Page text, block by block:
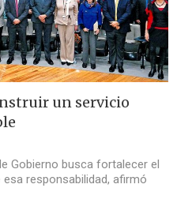
un servicio
Gobierno busca fortalecer el
responsabilidad, afirmó